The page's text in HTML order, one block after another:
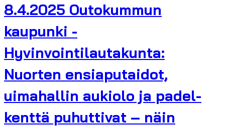
8.4.2025 Outokummun
kaupunki -
Hyvinvointilautakunta:
Nuorten ensiaputaidot,
uimahallin aukiolo ja padel-
kenttä puhuttivat – näin